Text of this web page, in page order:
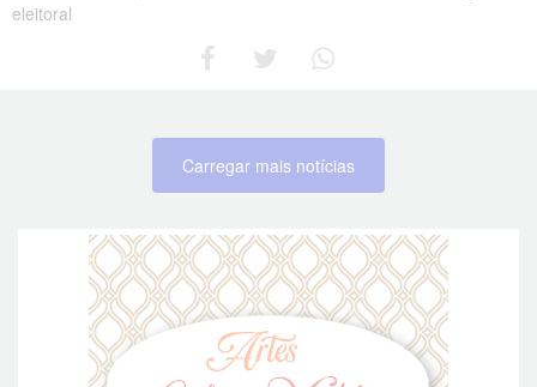
eleitoral
Carregar mais notícias